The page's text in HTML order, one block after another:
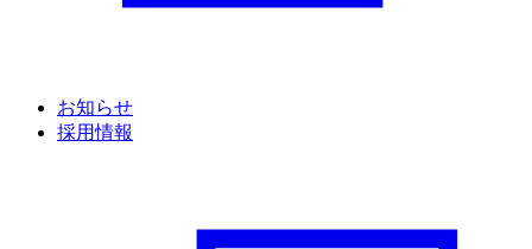
お知らせ
採用情報